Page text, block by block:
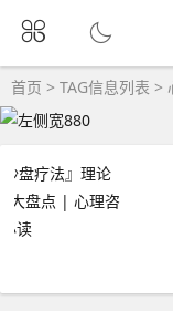
首页 > TAG信息列表 >